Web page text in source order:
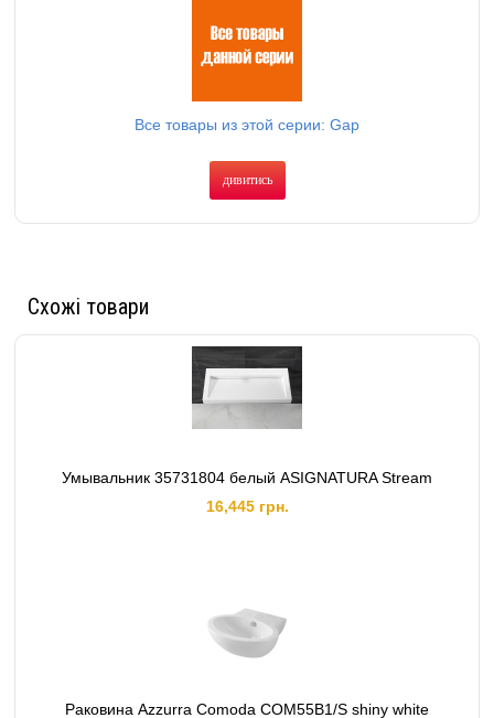
Все товары из этой серии: Gap
дивитись
Схожі товари
Умывальник 35731804 белый ASIGNATURA Stream
16,445 грн.
Раковина Azzurra Comoda COM55B1/S shiny white